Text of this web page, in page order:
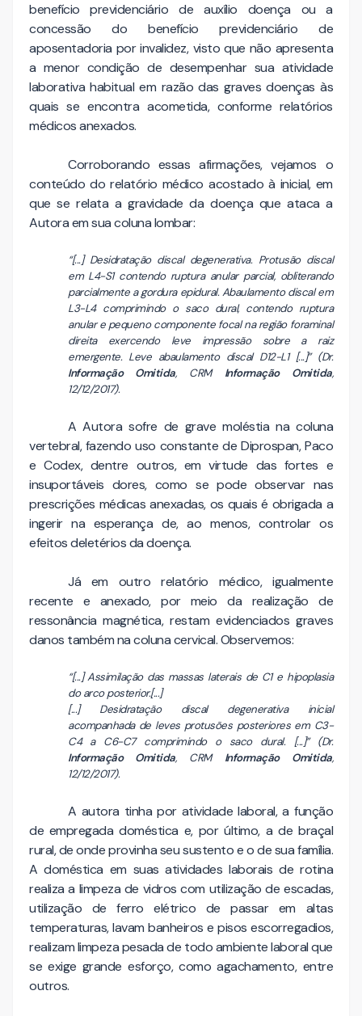
benefício previdenciário de auxílio doença ou a
concessão do benefício previdenciário de
aposentadoria por invalidez, visto que não apresenta
a menor condição de desempenhar sua atividade
laborativa habitual em razão das graves doenças às
quais se encontra acometida, conforme relatórios
médicos anexados.
Corroborando essas afirmações, vejamos o
conteúdo do relatório médico acostado à inicial, em
que se relata a gravidade da doença que ataca a
Autora em sua coluna lombar:
“[...] Desidratação discal degenerativa. Protusão discal
em L4-S1 contendo ruptura anular parcial, obliterando
parcialmente a gordura epidural. Abaulamento discal em
L3-L4 comprimindo o saco dural, contendo ruptura
anular e pequeno componente focal na região foraminal
direita exercendo leve impressão sobre a raiz
emergente. Leve abaulamento discal D12-L1 [...]” (Dr.
Informação Omitida, CRM Informação Omitida,
12/12/2017).
A Autora sofre de grave moléstia na coluna
vertebral, fazendo uso constante de Diprospan, Paco
e Codex, dentre outros, em virtude das fortes e
insuportáveis dores, como se pode observar nas
prescrições médicas anexadas, os quais é obrigada a
ingerir na esperança de, ao menos, controlar os
efeitos deletérios da doença.
Já em outro relatório médico, igualmente
recente e anexado, por meio da realização de
ressonância magnética, restam evidenciados graves
danos também na coluna cervical. Observemos:
“[...] Assimilação das massas laterais de C1 e hipoplasia
do arco posterior.[...]
[...] Desidratação discal degenerativa inicial
acompanhada de leves protusões posteriores em C3-
C4 a C6-C7 comprimindo o saco dural. [...]” (Dr.
Informação Omitida, CRM Informação Omitida,
12/12/2017).
A autora tinha por atividade laboral, a função
de empregada doméstica e, por último, a de braçal
rural, de onde provinha seu sustento e o de sua família.
A doméstica em suas atividades laborais de rotina
realiza a limpeza de vidros com utilização de escadas,
utilização de ferro elétrico de passar em altas
temperaturas, lavam banheiros e pisos escorregadios,
realizam limpeza pesada de todo ambiente laboral que
se exige grande esforço, como agachamento, entre
outros.